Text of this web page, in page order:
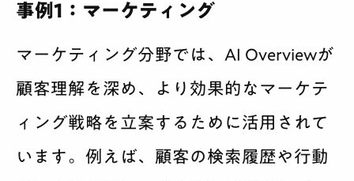
事例1：マーケティング
マーケティング分野では、AI Overviewが
顧客理解を深め、より効果的なマーケテ
ィング戦略を立案するために活用されて
います。例えば、顧客の検索履歴や行動